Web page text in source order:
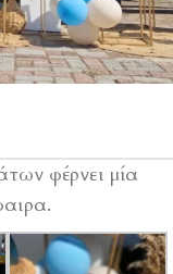
φέρνει μία